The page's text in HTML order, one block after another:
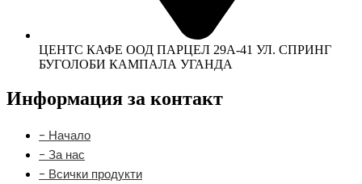
ЦЕНТС КАФЕ ООД ПАРЦЕЛ 29А-41 УЛ. СПРИНГ
БУГОЛОБИ КАМПАЛА УГАНДА
Информация за контакт
- Начало
- За нас
- Всички продукти